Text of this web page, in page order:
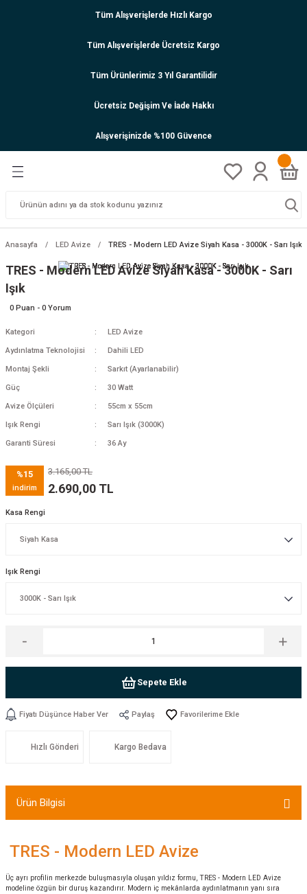
Tüm Alışverişlerde Hızlı Kargo
Tüm Alışverişlerde Ücretsiz Kargo
Tüm Ürünlerimiz 3 Yıl Garantilidir
Ücretsiz Değişim Ve İade Hakkı
Alışverişinizde %100 Güvence
Anasayfa LED Avize TRES - Modern LED Avize Siyah Kasa - 3000K - Sarı Işık
TRES - Modern LED Avize Siyah Kasa - 3000K - Sarı
Işık
0 Puan - 0 Yorum
Kategori LED Avize
Aydınlatma Teknolojisi Dahili LED
Montaj Şekli Sarkıt (Ayarlanabilir)
Güç 30 Watt
Avize Ölçüleri 55cm x 55cm
Işık Rengi Sarı Işık (3000K)
Garanti Süresi 36 Ay
%15
indirim
3.165,00 TL
2.690,00 TL
Kasa Rengi
Işık Rengi
Sepete Ekle
Fiyatı Düşünce Haber Ver Paylaş
Hızlı Gönderi Kargo Bedava
Ürün Bilgisi
TRES - Modern LED Avize
Üç ayrı profilin merkezde buluşmasıyla oluşan yıldız formu, TRES - Modern LED Avize
modeline özgün bir duruş kazandırır. Modern iç mekânlarda aydınlatmanın yanı sıra